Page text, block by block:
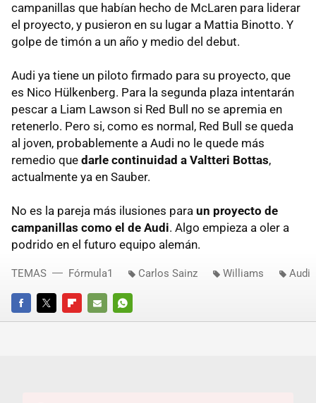
campanillas que habían hecho de McLaren para liderar
el proyecto, y pusieron en su lugar a Mattia Binotto. Y
golpe de timón a un año y medio del debut.
Audi ya tiene un piloto firmado para su proyecto, que
es Nico Hülkenberg. Para la segunda plaza intentarán
pescar a Liam Lawson si Red Bull no se apremia en
retenerlo. Pero si, como es normal, Red Bull se queda
al joven, probablemente a Audi no le quede más
remedio que darle continuidad a Valtteri Bottas,
actualmente ya en Sauber.
No es la pareja más ilusiones para un proyecto de
campanillas como el de Audi. Algo empieza a oler a
podrido en el futuro equipo alemán.
FACEBOOKTWITTERFLIPBOARD
E-
WHATSAPP
TEMAS Fórmula1 Carlos Sainz Williams Audi